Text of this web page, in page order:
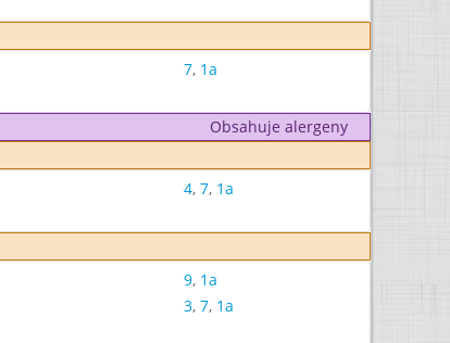
7, 1a
Obsahuje alergeny
4, 7, 1a
9, 1a
3, 7, 1a